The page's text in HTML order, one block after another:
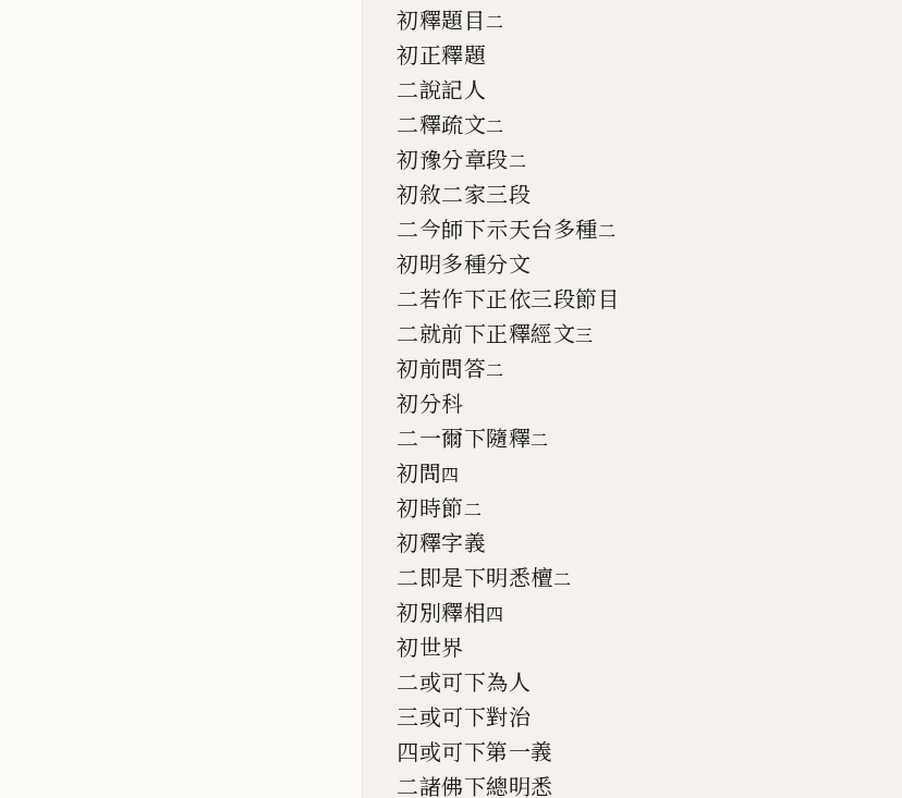
初釋題目二
初正釋題
二說記人
二釋疏文二
初豫分章段二
初敘二家三段
二今師下示天台多種二
初明多種分文
二若作下正依三段節目
二就前下正釋經文三
初前問答二
初分科
二一爾下隨釋二
初問四
初時節二
初釋字義
二即是下明悉檀二
初別釋相四
初世界
二或可下為人
三或可下對治
四或可下第一義
二諸佛下總明悉